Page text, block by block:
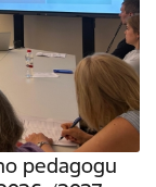
pedagogu